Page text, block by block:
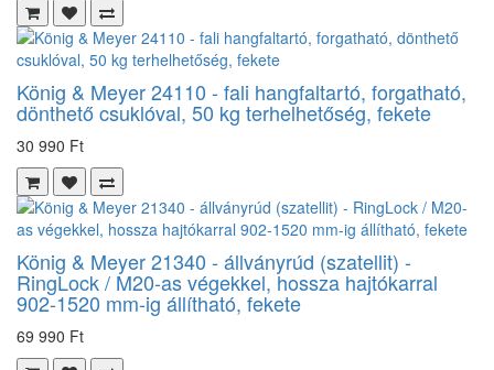
König & Meyer 24110 - fali hangfaltartó, forgatható,
dönthető csuklóval, 50 kg terhelhetőség, fekete
30 990 Ft
König & Meyer 21340 - állványrúd (szatellit) -
RingLock / M20-as végekkel, hossza hajtókarral
902-1520 mm-ig állítható, fekete
69 990 Ft